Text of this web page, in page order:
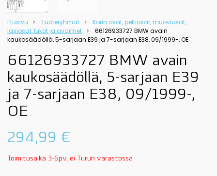
Etusivu Tuoteryhmät
Korin osat, peltiosat, muoviosat,
lasiosat, lukot ja avaimet
66126933727 BMW avain
kaukosäädöllä, 5-sarjaan E39 ja 7-sarjaan E38, 09/1999-, OE
66126933727 BMW avain
kaukosäädöllä, 5-sarjaan E39
ja 7-sarjaan E38, 09/1999-,
OE
294,99 €
Toimitusaika 3-6pv, ei Turun varastossa